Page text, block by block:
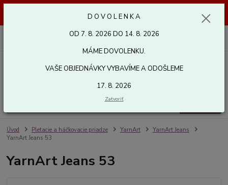
odošleme 17. 8. 2026. Ďakujeme.
Úvod Pletacie a háčkovacie priadze YarnArt
YarnArt Jeans
YarnArt Jeans 53
YarnArt Jeans 53
D O V O L E N K A
OD 7. 8. 2026 DO 14. 8. 2026
MÁME DOVOLENKU.
VAŠE OBJEDNÁVKY VYBAVÍME A ODOŠLEME
17. 8. 2026
Zatvoriť